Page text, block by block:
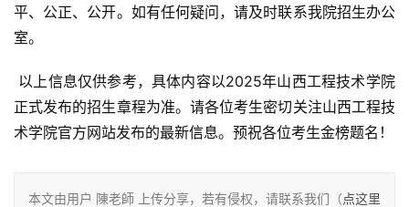
平、公正、公开。如有任何疑问，请及时联系我院招生办公
室。
正式发布的招生章程为准。请各位考生密切关注山西工程技
术学院官方网站发布的最新信息。预祝各位考生金榜题名！
本文由用户 陳老師 上传分享，若有侵权，请联系我们（点这里